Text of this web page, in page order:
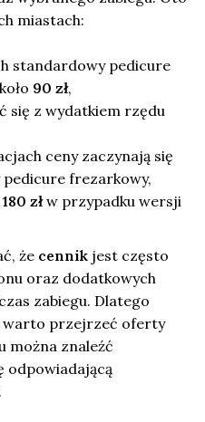
miastach:
standardowy pedicure
90 zł,
się z wydatkiem rzędu
ceny zaczynają się
frezarkowy,
180 złw przypadku wersji
że cennik jest często
oraz dodatkowych
zabiegu. Dlatego
warto przejrzeć oferty
można znaleźć
odpowiadającą